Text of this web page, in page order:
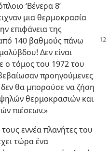
‘Βένερα 8’
μια θερμοκρασία
επιφάνεια της
140 βαθμούς πάνω
Δεν είναι
ο τόμος του 1972 του
προηγούμενες
δεν θα μπορούσε να ζήση
θερμοκρασιών και
πιέσεων.»
εννέα πλανήτες του
τώρα ένα